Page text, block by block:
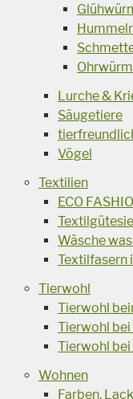
Lurche &
Säugetiere
Vögel
Textilien
ECO
Wäsche
Textilfasern
Tierwohl
Tierwohl
Tierwohl
Tierwohl
Wohnen
Farben,